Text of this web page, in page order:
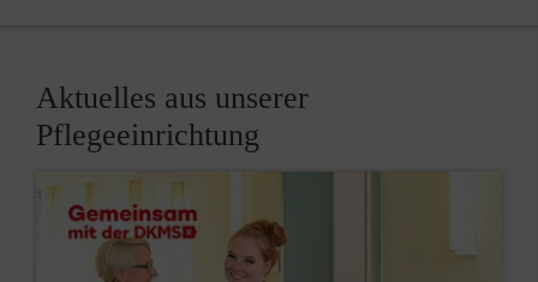
Aktuelles aus unserer
Pflegeeinrichtung